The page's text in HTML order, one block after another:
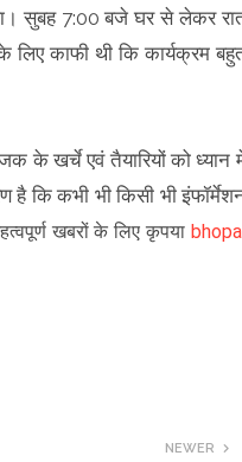
सुबह 7:00 बजे घर से लेकर
काफी थी कि कार्यक्रम
के खर्चे एवं तैयारियों को ध्यान
कि कभी भी किसी भी
खबरों के लिए कृपया
NEWER